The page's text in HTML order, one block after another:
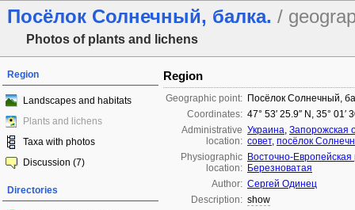
Посёлок Солнечный, балка. /
Photos of plants and lichens
Region
Landscapes and habitats
Plants and lichens
Taxa with photos
Discussion (7)
Directories
Region
Geographic point: Посёлок Солнечный,
Coordinates: 47° 53′ 25.9″ N, 35°
Administrative
location:
Украина, Запорожская
совет, посёлок
Physiographic
location:
Восточно-Европейская
Березноватая
Author: Сергей Одинец
Description: show